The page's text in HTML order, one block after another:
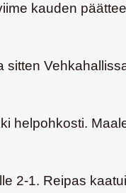
kauden
helpohkosti.
2-1. Reipas